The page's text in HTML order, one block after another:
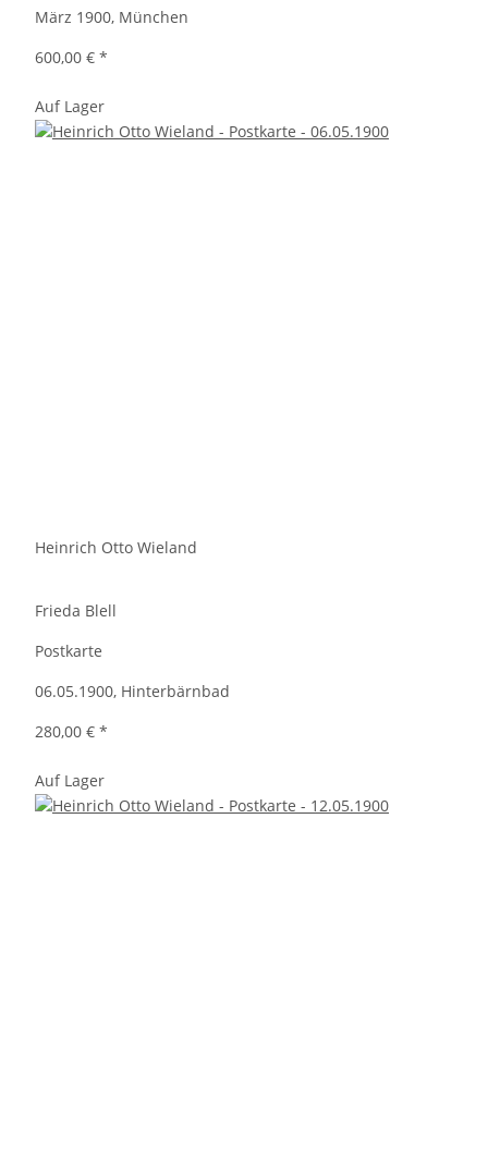
März 1900, München
600,00 € *
Auf Lager
Heinrich Otto Wieland
Frieda Blell
Postkarte
06.05.1900, Hinterbärnbad
280,00 € *
Auf Lager